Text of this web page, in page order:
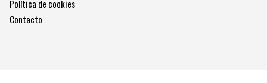
Política de cookies
Contacto